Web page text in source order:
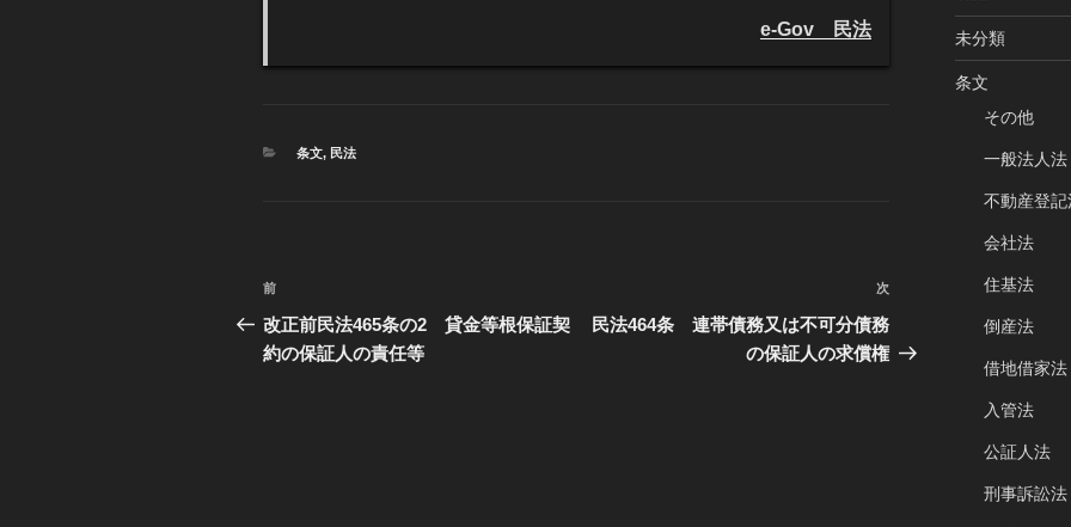
e-Gov 民法
カ
条文, 民法
投
稿
ナ
過
去
の
前
改正前民法465条の2 貸金等根保証契
約の保証人の責任等
投
次
民法464条 連帯債務又は不可分債務
の保証人の求償権
未分類
条文
その他
一般法人法
不動産登記
会社法
住基法
倒産法
借地借家法
入管法
公証人法
刑事訴訟法